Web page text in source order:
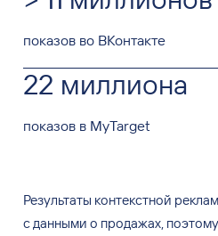
показов во ВКонтакте
22 миллиона
показов в MyTarget
Результаты контекстной
сданными о продажах,